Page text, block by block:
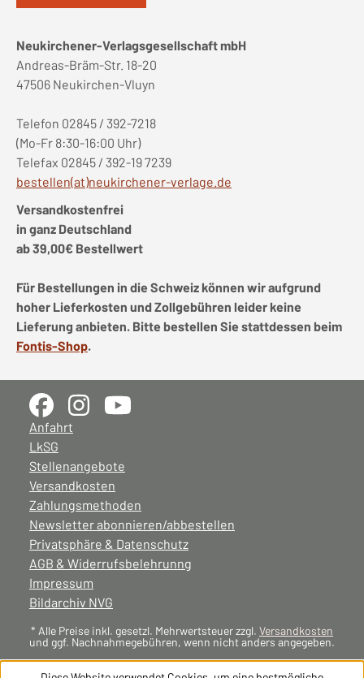
Neukirchener-Verlagsgesellschaft mbH
Andreas-Bräm-Str. 18-20
47506 Neukirchen-Vluyn
Telefon 02845 / 392-7218
(Mo-Fr 8:30-16:00 Uhr)
Telefax 02845 / 392-19 7239
bestellen(at)neukirchener-verlage.de
Versandkostenfrei
in ganz Deutschland
ab 39,00€ Bestellwert
Für Bestellungen in die Schweiz können wir aufgrund
hoher Lieferkosten und Zollgebühren leider keine
Lieferung anbieten. Bitte bestellen Sie stattdessen beim
Fontis-Shop.
Anfahrt
LkSG
Stellenangebote
Versandkosten
Zahlungsmethoden
Newsletter abonnieren/abbestellen
Privatsphäre & Datenschutz
AGB & Widerrufsbelehrunng
Impressum
Bildarchiv NVG
* Alle Preise inkl. gesetzl. Mehrwertsteuer zzgl. Versandkosten
und ggf. Nachnahmegebühren, wenn nicht anders angegeben.